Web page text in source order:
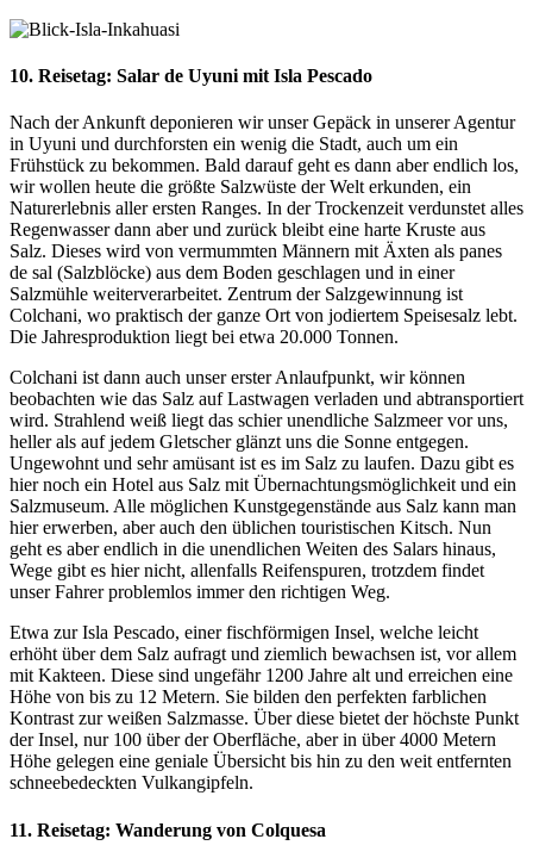
10. Reisetag: Salar de Uyuni mit Isla Pescado
Nach der Ankunft deponieren wir unser Gepäck in unserer Agentur
in Uyuni und durchforsten ein wenig die Stadt, auch um ein
Frühstück zu bekommen. Bald darauf geht es dann aber endlich los,
wir wollen heute die größte Salzwüste der Welt erkunden, ein
Naturerlebnis aller ersten Ranges. In der Trockenzeit verdunstet alles
Regenwasser dann aber und zurück bleibt eine harte Kruste aus
Salz. Dieses wird von vermummten Männern mit Äxten als panes
de sal (Salzblöcke) aus dem Boden geschlagen und in einer
Salzmühle weiterverarbeitet. Zentrum der Salzgewinnung ist
Colchani, wo praktisch der ganze Ort von jodiertem Speisesalz lebt.
Die Jahresproduktion liegt bei etwa 20.000 Tonnen.
Colchani ist dann auch unser erster Anlaufpunkt, wir können
beobachten wie das Salz auf Lastwagen verladen und abtransportiert
wird. Strahlend weiß liegt das schier unendliche Salzmeer vor uns,
heller als auf jedem Gletscher glänzt uns die Sonne entgegen.
Ungewohnt und sehr amüsant ist es im Salz zu laufen. Dazu gibt es
hier noch ein Hotel aus Salz mit Übernachtungsmöglichkeit und ein
Salzmuseum. Alle möglichen Kunstgegenstände aus Salz kann man
hier erwerben, aber auch den üblichen touristischen Kitsch. Nun
geht es aber endlich in die unendlichen Weiten des Salars hinaus,
Wege gibt es hier nicht, allenfalls Reifenspuren, trotzdem findet
unser Fahrer problemlos immer den richtigen Weg.
Etwa zur Isla Pescado, einer fischförmigen Insel, welche leicht
erhöht über dem Salz aufragt und ziemlich bewachsen ist, vor allem
mit Kakteen. Diese sind ungefähr 1200 Jahre alt und erreichen eine
Höhe von bis zu 12 Metern. Sie bilden den perfekten farblichen
Kontrast zur weißen Salzmasse. Über diese bietet der höchste Punkt
der Insel, nur 100 über der Oberfläche, aber in über 4000 Metern
Höhe gelegen eine geniale Übersicht bis hin zu den weit entfernten
schneebedeckten Vulkangipfeln.
11. Reisetag: Wanderung von Colquesa